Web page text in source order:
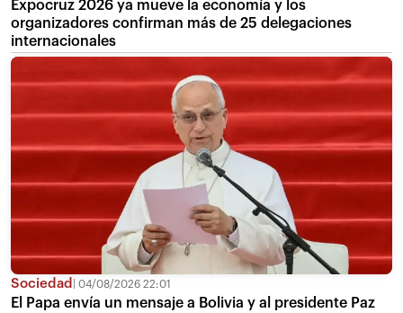
Expocruz 2026 ya mueve la economía y los
organizadores confirman más de 25 delegaciones
internacionales
Sociedad 04/08/2026 22:01
El Papa envía un mensaje a Bolivia y al presidente Paz